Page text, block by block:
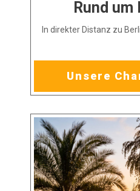
Rund
In direkter Distanz zu
Unsere